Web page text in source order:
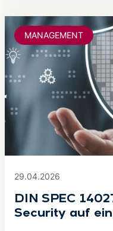
29.04.2026
DIN SPEC
Security auf
MANAGEMENT